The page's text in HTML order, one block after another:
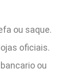
ou saque.
oficiais.
ou